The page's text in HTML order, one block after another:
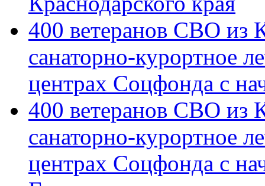
400 ветеранов СВО из
санаторно-курортное
центрах Соцфонда с
400 ветеранов СВО из
санаторно-курортное
центрах Соцфонда с